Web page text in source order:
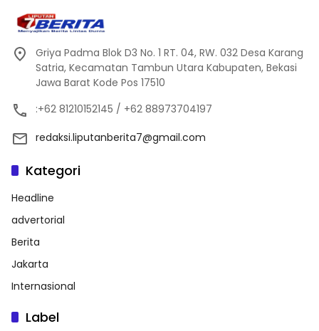
Griya Padma Blok D3 No. 1 RT. 04, RW. 032 Desa Karang
Satria, Kecamatan Tambun Utara Kabupaten, Bekasi
Jawa Barat Kode Pos 17510
:+62 81210152145 / +62 88973704197
redaksi.liputanberita7@gmail.com
Kategori
Headline
advertorial
Berita
Jakarta
Internasional
Label